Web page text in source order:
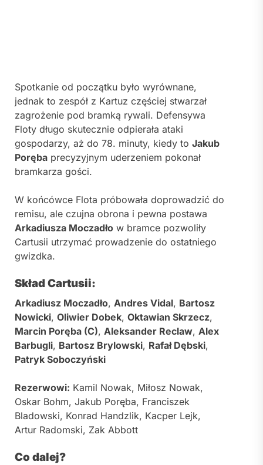
Spotkanie od początku było wyrównane,
jednak to zespół z Kartuz częściej stwarzał
zagrożenie pod bramką rywali. Defensywa
Floty długo skutecznie odpierała ataki
gospodarzy, aż do 78. minuty, kiedy to Jakub
Poręba precyzyjnym uderzeniem pokonał
bramkarza gości.
W końcówce Flota próbowała doprowadzić do
remisu, ale czujna obrona i pewna postawa
Arkadiusza Moczadło w bramce pozwoliły
Cartusii utrzymać prowadzenie do ostatniego
gwizdka.
Skład Cartusii:
Arkadiusz Moczadło, Andres Vidal, Bartosz
Nowicki, Oliwier Dobek, Oktawian Skrzecz,
Marcin Poręba (C), Aleksander Reclaw, Alex
Barbugli, Bartosz Brylowski, Rafał Dębski,
Patryk Soboczyński
Rezerwowi: Kamil Nowak, Miłosz Nowak,
Oskar Bohm, Jakub Poręba, Franciszek
Bladowski, Konrad Handzlik, Kacper Lejk,
Artur Radomski, Zak Abbott
Co dalej?